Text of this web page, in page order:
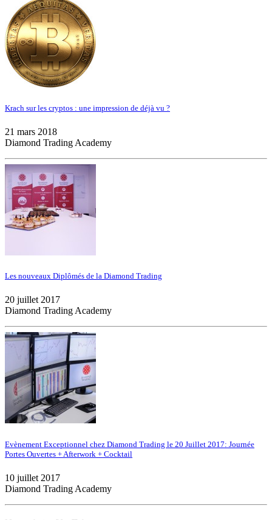
Krach sur les cryptos : une impression de déjà vu ?
21 mars 2018
Diamond Trading Academy
Les nouveaux Diplômés de la Diamond Trading
20 juillet 2017
Diamond Trading Academy
Evènement Exceptionnel chez Diamond Trading le 20 Juillet 2017: Journée
Portes Ouvertes + Afterwork + Cocktail
10 juillet 2017
Diamond Trading Academy